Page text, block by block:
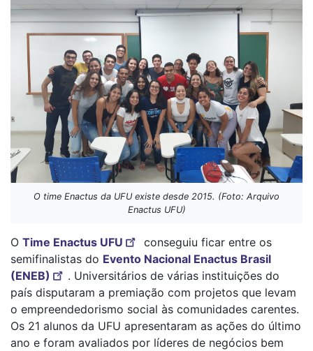
O time Enactus da UFU existe desde 2015. (Foto: Arquivo
Enactus UFU)
O Time Enactus UFU
conseguiu ficar entre os
semifinalistas do Evento Nacional Enactus Brasil
(ENEB)
. Universitários de várias instituições do
país disputaram a premiação com projetos que levam
o empreendedorismo social às comunidades carentes.
Os 21 alunos da UFU apresentaram as ações do último
ano e foram avaliados por líderes de negócios bem